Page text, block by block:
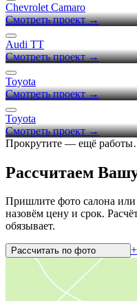
Chevrolet Camaro
Смотреть проект →
Audi TT
Смотреть проект →
Toyota
Смотреть проект →
Toyota
Смотреть проект →
Прокрутите — ещё
Рассчитаем
Пришлите фото салона
назовём цену и срок.
обязывает.
Рассчитать по фото